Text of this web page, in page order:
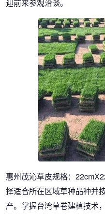
迎前来参观洽谈。
惠州茂沁草皮规格：
择适合所在区域草种品种并
产。掌握台湾草卷建植技术